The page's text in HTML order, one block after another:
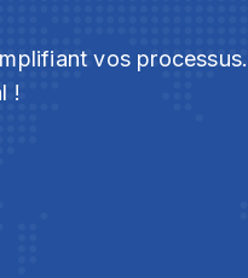
vos processus.
!